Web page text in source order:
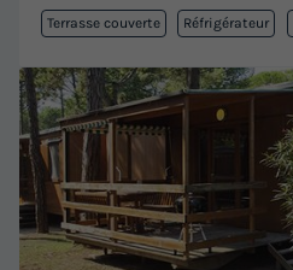
Terrasse couverte Réfrigérateur